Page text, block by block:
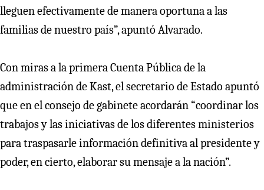
lleguen efectivamente de manera oportuna a las
familias de nuestro país”, apuntó Alvarado.
Con miras a la primera Cuenta Pública de la
administración de Kast, el secretario de Estado apuntó
que en el consejo de gabinete acordarán “coordinar los
trabajos y las iniciativas de los diferentes ministerios
para traspasarle información definitiva al presidente y
poder, en cierto, elaborar su mensaje a la nación”.